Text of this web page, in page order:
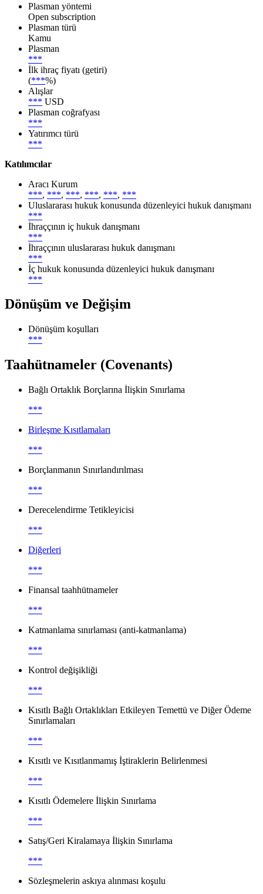
Plasman yöntemi
Open subscription
Plasman türü
Kamu
Plasman
***
İlk ihraç fiyatı (getiri)
(***%)
Alışlar
*** USD
Plasman coğrafyası
***
Yatırımcı türü
***
Katılımcılar
Aracı Kurum
***, ***, ***, ***, ***, ***
Uluslararası hukuk konusunda düzenleyici hukuk danışmanı
***
İhraççının iç hukuk danışmanı
***
İhraççının uluslararası hukuk danışmanı
***
İç hukuk konusunda düzenleyici hukuk danışmanı
***
Dönüşüm ve Değişim
Dönüşüm koşulları
***
Taahütnameler (Covenants)
Bağlı Ortaklık Borçlarına İlişkin Sınırlama
***
Birleşme Kısıtlamaları
***
Borçlanmanın Sınırlandırılması
***
Derecelendirme Tetikleyicisi
***
Diğerleri
***
Finansal taahhütnameler
***
Katmanlama sınırlaması (anti-katmanlama)
***
Kontrol değişikliği
***
Kısıtlı Bağlı Ortaklıkları Etkileyen Temettü ve Diğer Ödeme
Sınırlamaları
***
Kısıtlı ve Kısıtlanmamış İştiraklerin Belirlenmesi
***
Kısıtlı Ödemelere İlişkin Sınırlama
***
Satış/Geri Kiralamaya İlişkin Sınırlama
***
Sözleşmelerin askıya alınması koşulu